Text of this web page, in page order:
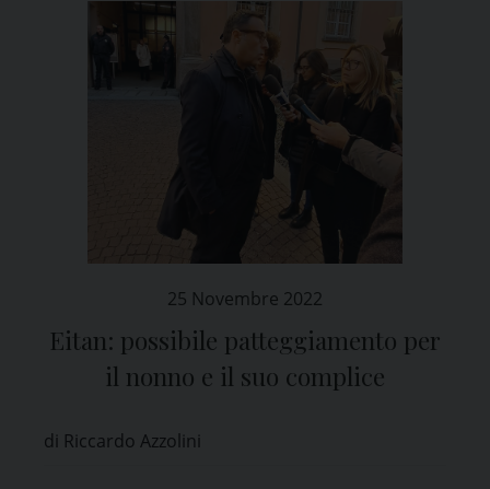
25 Novembre 2022
Eitan: possibile patteggiamento per
il nonno e il suo complice
di Riccardo Azzolini